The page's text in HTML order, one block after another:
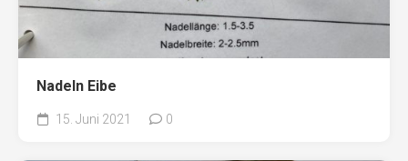
Nadeln Eibe
15. Juni 2021 0